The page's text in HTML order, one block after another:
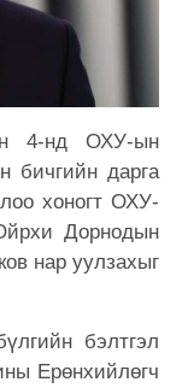
4-нд ОХУ-ын
бичгийн дарга
хоногт ОХУ-
Дорнодын
нар уулзахыг
бэлтгэл
Ерөнхийлөгч